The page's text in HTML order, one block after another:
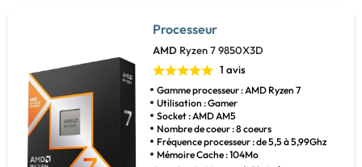
Processeur
AMD Ryzen 7 9850X3D
1 avis
Gamme processeur : AMD Ryzen 7
Utilisation : Gamer
Socket : AMD AM5
Nombre de coeur : 8 coeurs
Fréquence processeur : de 5,5 à 5,99Ghz
Mémoire Cache : 104Mo